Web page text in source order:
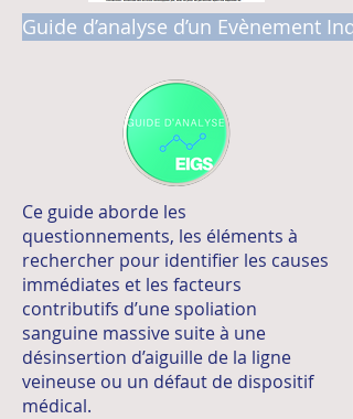
Guide d’analyse d’un Evènement
Ce guide aborde les
questionnements, les éléments à
rechercher pour identifier les causes
immédiates et les facteurs
contributifs d’une spoliation
sanguine massive suite à une
désinsertion d’aiguille de la ligne
veineuse ou un défaut de dispositif
médical.